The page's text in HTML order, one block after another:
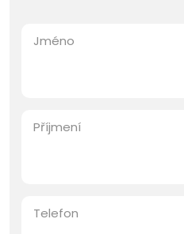
Jméno
Příjmení
Telefon